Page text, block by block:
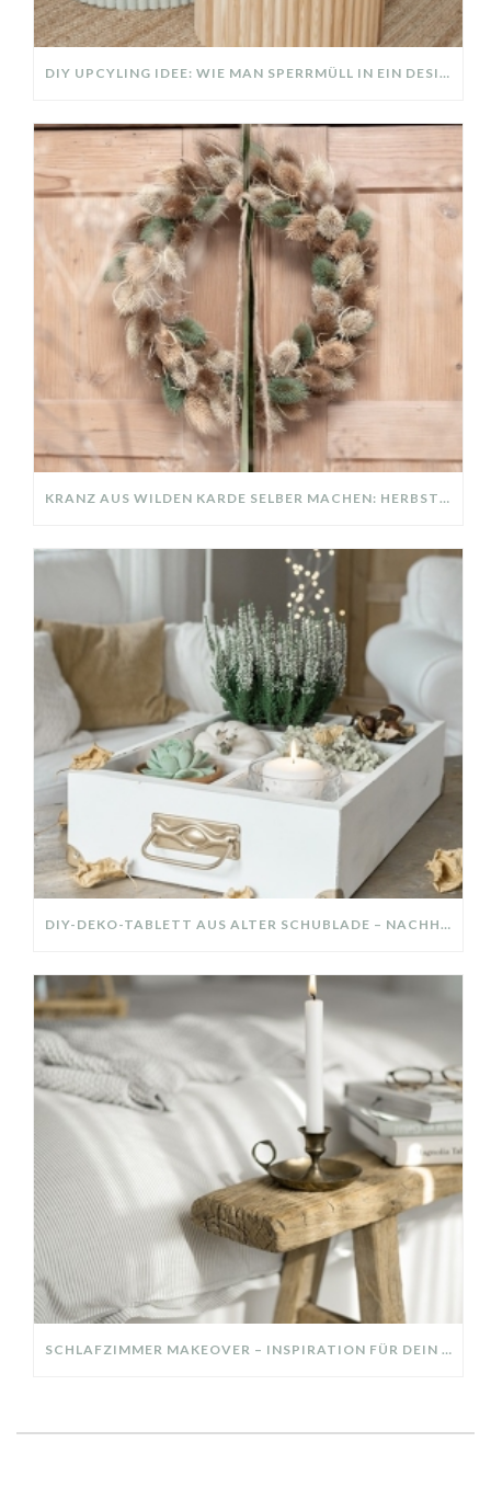
DIY UPCYLING IDEE: WIE MAN SPERRMÜLL IN EIN DESIGNER TEIL VERWANDELT
KRANZ AUS WILDEN KARDE SELBER MACHEN: HERBSTDEKO GANZ EINFACH
DIY-DEKO-TABLETT AUS ALTER SCHUBLADE – NACHHALTIGE HERBSTDEKO SELBER MACHEN!
SCHLAFZIMMER MAKEOVER – INSPIRATION FÜR DEIN SCHLAFZIMMER: AUS ALT MACH NEU – HELL, GEMÜTLICH UND EINLADEND